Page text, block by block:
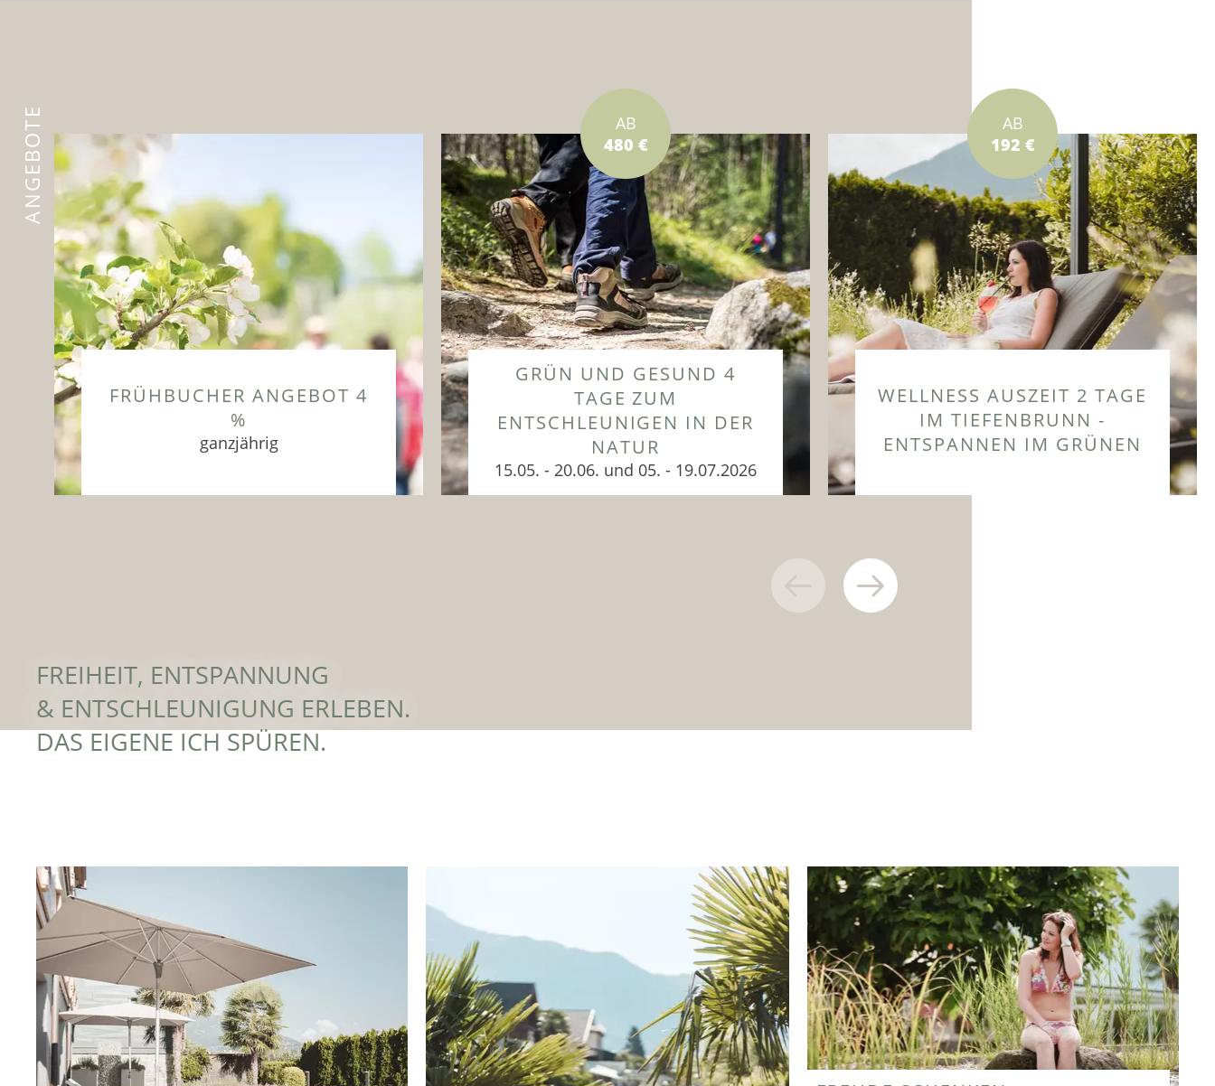
ANGEBOTE
FRÜHBUCHER ANGEBOT 4
%
ganzjährig
AB
480 €
GRÜN UND GESUND 4
TAGE ZUM
ENTSCHLEUNIGEN IN DER
NATUR
15.05. - 20.06. und 05. - 19.07.2026
AB
192 €
WELLNESS AUSZEIT 2 TAGE
IM TIEFENBRUNN -
ENTSPANNEN IM GRÜNEN
FREIHEIT, ENTSPANNUNG
& ENTSCHLEUNIGUNG ERLEBEN.
DAS EIGENE ICH SPÜREN.